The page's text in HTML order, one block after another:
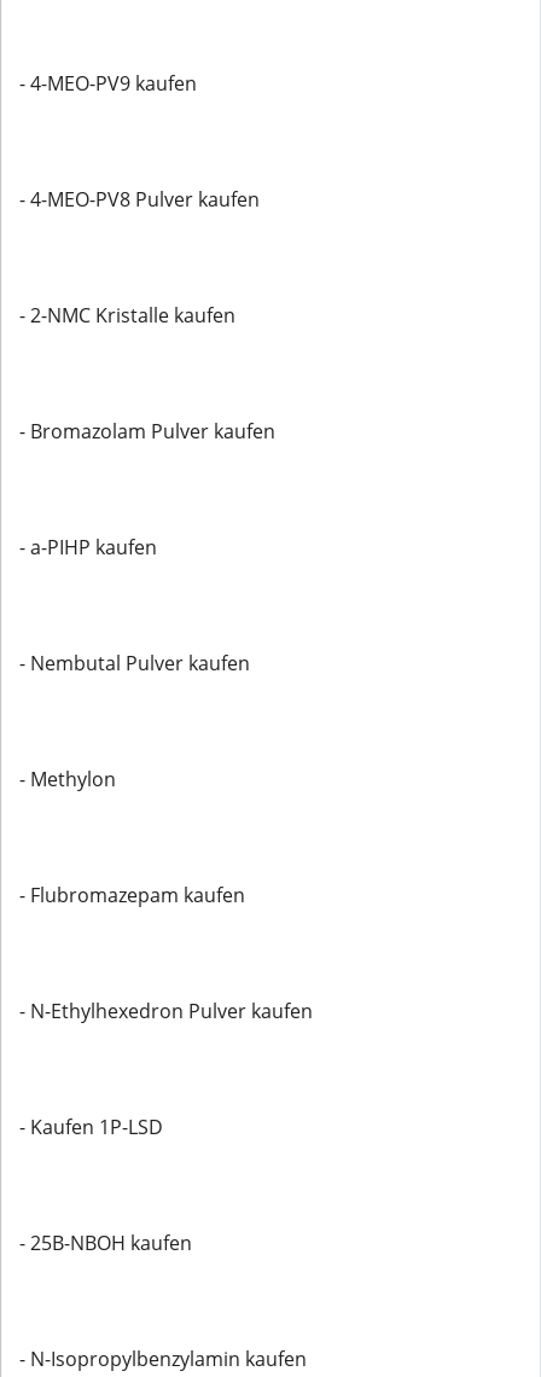
- 4-MEO-PV9 kaufen
- 4-MEO-PV8 Pulver kaufen
- 2-NMC Kristalle kaufen
- Bromazolam Pulver kaufen
- a-PIHP kaufen
- Nembutal Pulver kaufen
- Methylon
- Flubromazepam kaufen
- N-Ethylhexedron Pulver kaufen
- Kaufen 1P-LSD
- 25B-NBOH kaufen
- N-Isopropylbenzylamin kaufen